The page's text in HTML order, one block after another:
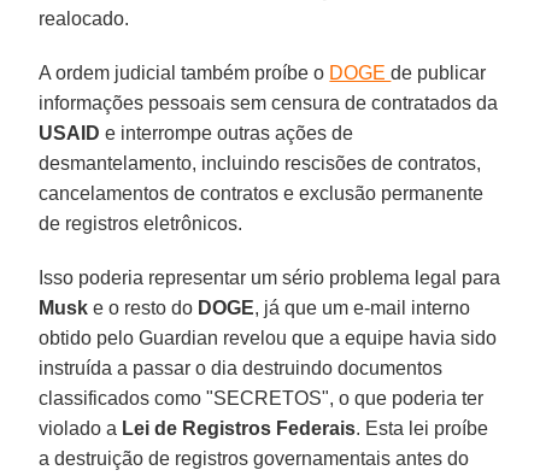
realocado.
A ordem judicial também proíbe o DOGEde publicar
informações pessoais sem censura de contratados da
USAID e interrompe outras ações de
desmantelamento, incluindo rescisões de contratos,
cancelamentos de contratos e exclusão permanente
de registros eletrônicos.
Isso poderia representar um sério problema legal para
Musk e o resto do DOGE, já que um e-mail interno
obtido pelo Guardian revelou que a equipe havia sido
instruída a passar o dia destruindo documentos
classificados como "SECRETOS", o que poderia ter
violado a Lei de Registros Federais. Esta lei proíbe
a destruição de registros governamentais antes do